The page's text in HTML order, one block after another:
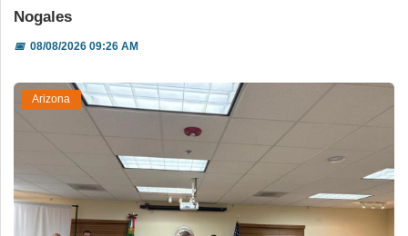
Nogales
📅08/08/2026 09:26 AM
Arizona